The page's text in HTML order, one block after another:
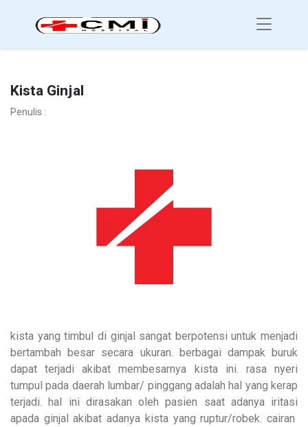
Kista Ginjal
Penulis :
kista yang timbul di ginjal sangat berpotensi untuk menjadi
bertambah besar secara ukuran. berbagai dampak buruk
dapat terjadi akibat membesarnya kista ini. rasa nyeri
tumpul pada daerah lumbar/ pinggang adalah hal yang kerap
terjadi. hal ini dirasakan oleh pasien saat adanya iritasi
apada ginjal akibat adanya kista yang ruptur/robek. cairan